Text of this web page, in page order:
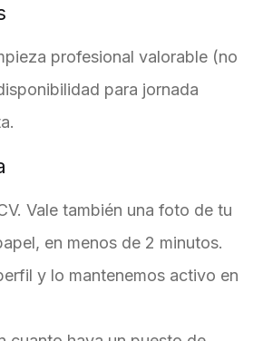
profesional valorable (no
para jornada
Vale también una foto de tu
en menos de 2 minutos.
y lo mantenemos activo en